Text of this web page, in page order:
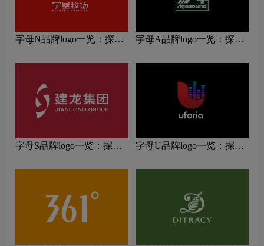
字母N品牌logo一览：探索
字母A品牌logo一览：探索
字母S品牌logo一览：探索
字母U品牌logo一览：探索